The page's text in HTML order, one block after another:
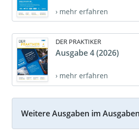
› mehr erfahren
DER PRAKTIKER
Ausgabe 4 (2026)
› mehr erfahren
Weitere Ausgaben im